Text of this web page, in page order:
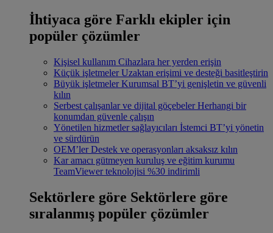
İhtiyaca göre Farklı ekipler için
popüler çözümler
Kişisel kullanım Cihazlara her yerden erişin
Küçük işletmeler Uzaktan erişimi ve desteği basitleştirin
Büyük işletmeler Kurumsal BT’yi genişletin ve güvenli
kılın
Serbest çalışanlar ve dijital göçebeler Herhangi bir
konumdan güvenle çalışın
Yönetilen hizmetler sağlayıcıları İstemci BT’yi yönetin
ve sürdürün
OEM’ler Destek ve operasyonları aksaksız kılın
Kar amacı gütmeyen kuruluş ve eğitim kurumu
TeamViewer teknolojisi %30 indirimli
Sektörlere göre Sektörlere göre
sıralanmış popüler çözümler